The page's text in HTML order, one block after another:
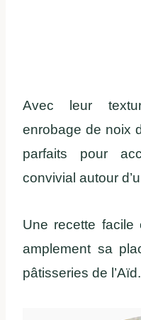
Avec leur
enrobage de noix
parfaits pour
convivial autour
Une recette facile
amplement sa
pâtisseries de l’Aïd.